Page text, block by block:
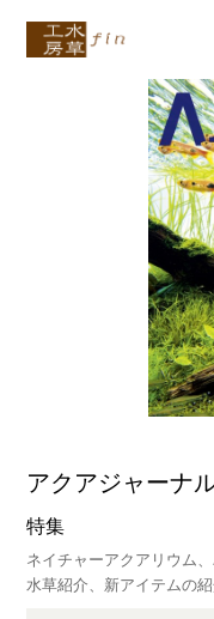
アクアジャーナ
特集
ネイチャーアクアリウム
水草紹介、新アイテムの